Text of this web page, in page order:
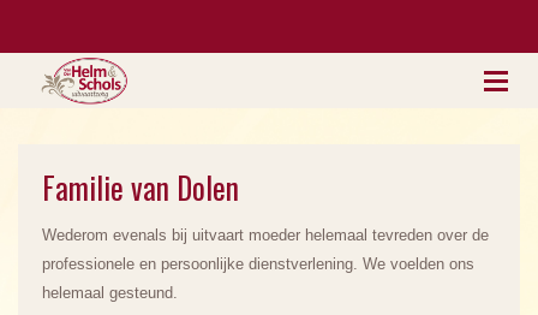
Familie van Dolen
Wederom evenals bij uitvaart moeder helemaal tevreden over de
professionele en persoonlijke dienstverlening. We voelden ons
helemaal gesteund.